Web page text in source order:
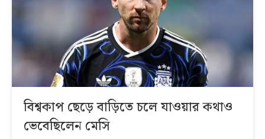
বিশ্বকাপ ছেড়ে বাড়িতে চলে যাওয়ার কথাও
ভেবেছিলেন মেসি